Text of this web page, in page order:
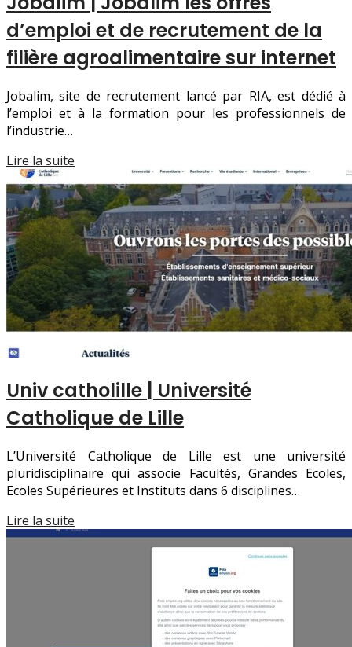
d’emploi et de recrutement de la
filière ag­roalimen­tai­re sur internet
Jobalim, site de recrutement lancé par RIA, est dédié à
l’emploi et à la formation pour les professionnels de
l’industrie…
Lire la suite
Univ catholille | Université
Catholique de Lille
L’Université Catholique de Lille est une université
pluridisciplinaire qui associe Facultés, Grandes Ecoles,
Ecoles Supérieures et Instituts dans 6 disciplines…
Lire la suite